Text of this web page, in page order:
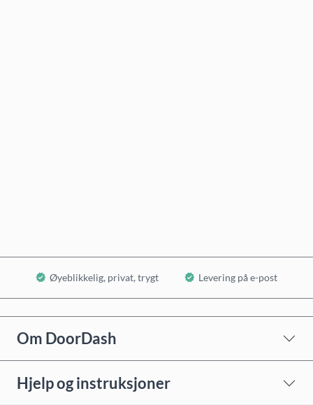
Øyeblikkelig, privat, trygt Levering på e-post
Om DoorDash
Hjelp og instruksjoner